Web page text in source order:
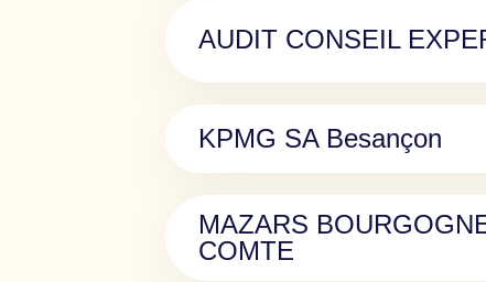
AUDIT CONSEIL
KPMG SA Besançon
MAZARS
COMTE